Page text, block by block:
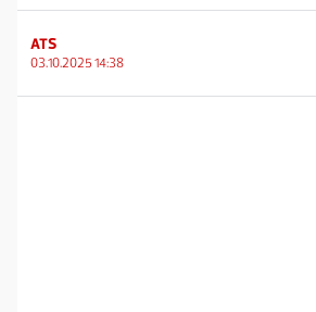
ATS
03.10.2025 14:38